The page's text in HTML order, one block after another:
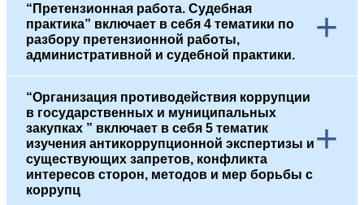
“Претензионная работа. Судебная
практика” включает в себя 4 тематики по
разбору претензионной работы,
административной и судебной практики.
+
“Организация противодействия коррупции
в государственных и муниципальных
закупках ” включает в себя 5 тематик
изучения антикоррупционной экспертизы и
существующих запретов, конфликта
интересов сторон, методов и мер борьбы с
коррупц
+